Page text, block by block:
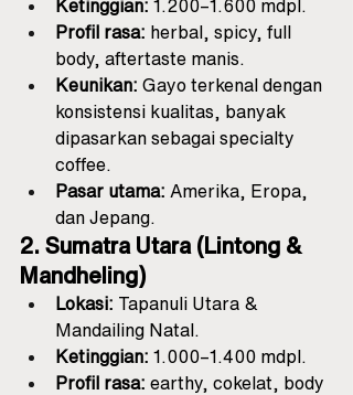
Ketinggian: 1.200–1.600 mdpl.
Profil rasa: herbal, spicy, full
body, aftertaste manis.
Keunikan: Gayo terkenal dengan
konsistensi kualitas, banyak
dipasarkan sebagai specialty
coffee.
Pasar utama: Amerika, Eropa,
dan Jepang.
2. Sumatra Utara (Lintong &
Mandheling)
Lokasi: Tapanuli Utara &
Mandailing Natal.
Ketinggian: 1.000–1.400 mdpl.
Profil rasa: earthy, cokelat, body